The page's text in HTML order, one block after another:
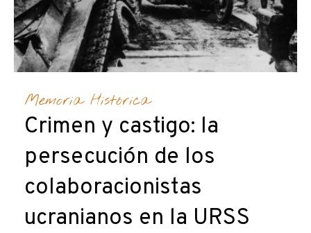
Memoria Histórica
Crimen y castigo: la
persecución de los
colaboracionistas
ucranianos en la URSS